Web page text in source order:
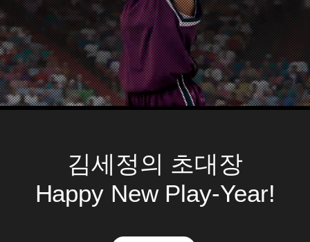
김세정의 초대장
Happy New Play-Year!